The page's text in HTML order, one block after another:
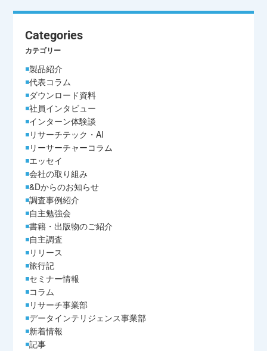
Categories
カテゴリー
製品紹介
代表コラム
ダウンロード資料
社員インタビュー
インターン体験談
リサーチテック・AI
リーサーチャーコラム
エッセイ
会社の取り組み
&Dからのお知らせ
調査事例紹介
自主勉強会
書籍・出版物のご紹介
自主調査
リリース
旅行記
セミナー情報
コラム
リサーチ事業部
データインテリジェンス事業部
新着情報
記事